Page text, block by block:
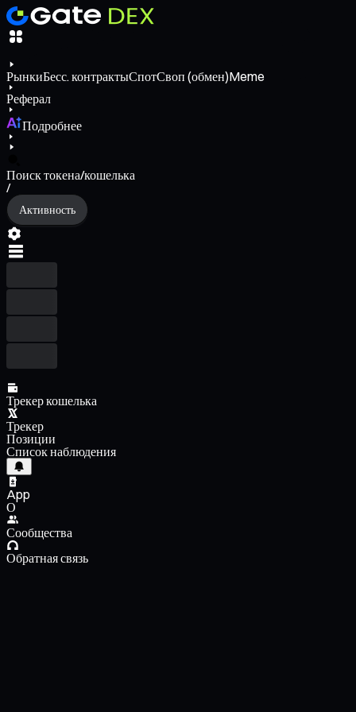
РынкиБесс. контрактыСпотСвоп (обмен)Meme
Реферал
Подробнее
Поиск токена/кошелька
/
Активность
Трекер кошелька
Трекер
Позиции
Список наблюдения
App
О
Сообщества
Обратная связь